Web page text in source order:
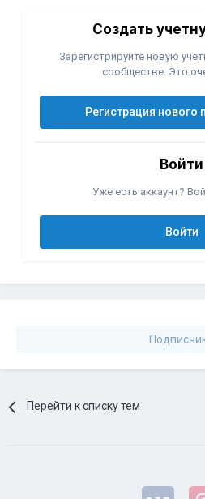
Создать
Зарегистрируйте новую
сообществе. Это
Регистрация нового
Войти
Уже есть аккаунт?
Войти
Перейти к списку тем